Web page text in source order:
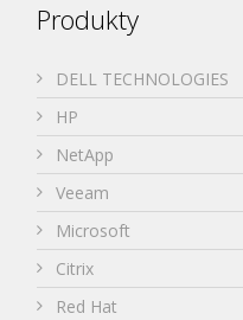
Produkty
DELL TECHNOLOGIES
HP
NetApp
Veeam
Microsoft
Citrix
Red Hat